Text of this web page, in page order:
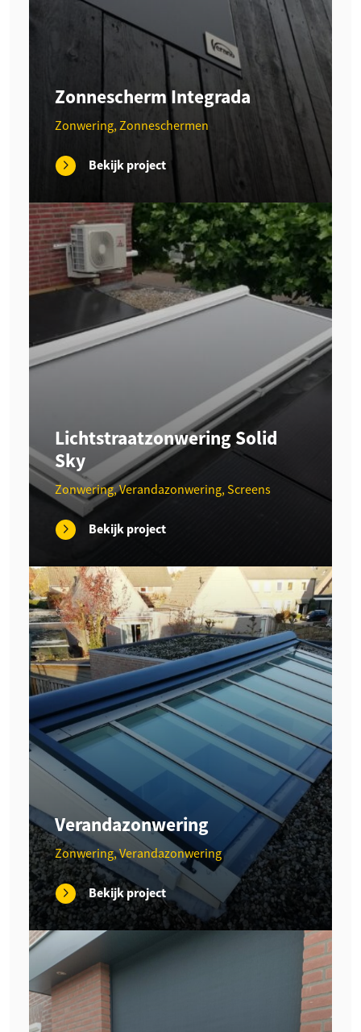
Zonnescherm Integrada
Zonwering, Zonneschermen
Bekijk project
Lichtstraatzonwering Solid
Sky
Zonwering, Verandazonwering, Screens
Bekijk project
Verandazonwering
Zonwering, Verandazonwering
Bekijk project